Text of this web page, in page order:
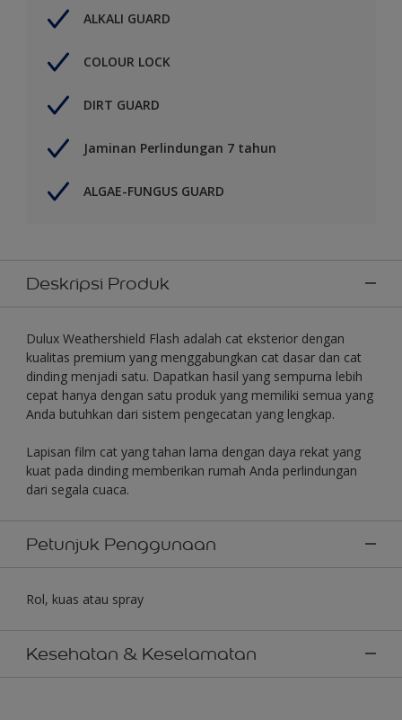
ALKALI GUARD
COLOUR LOCK
DIRT GUARD
Jaminan Perlindungan 7 tahun
ALGAE-FUNGUS GUARD
Deskripsi Produk
Dulux Weathershield Flash adalah cat eksterior dengan
kualitas premium yang menggabungkan cat dasar dan cat
dinding menjadi satu. Dapatkan hasil yang sempurna lebih
cepat hanya dengan satu produk yang memiliki semua yang
Anda butuhkan dari sistem pengecatan yang lengkap.
Lapisan film cat yang tahan lama dengan daya rekat yang
kuat pada dinding memberikan rumah Anda perlindungan
dari segala cuaca.
Petunjuk Penggunaan
Rol, kuas atau spray
Kesehatan & Keselamatan